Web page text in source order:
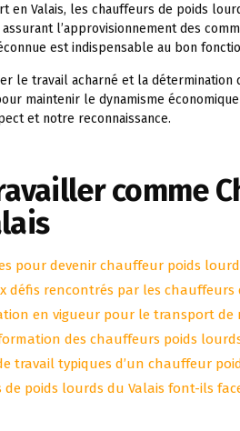
en Valais, les chauffeurs de poids
l’approvisionnement des
est indispensable au bon
le travail acharné et la détermination
maintenir le dynamisme
et notre reconnaissance.
comme
pour devenir chauffeur poids
défis rencontrés par les chauffeurs
en vigueur pour le transport de
des chauffeurs poids
travail typiques d’un chauffeur
poids lourds du Valais font-ils